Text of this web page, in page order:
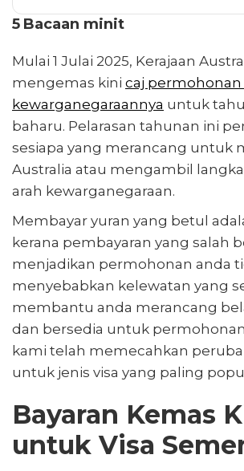
Australia-wide services
Bayaran Kemas Kini untuk Visa Mahir &
Bayaran Kemas Kini untuk
Peringatan Penting untuk Belanjawan
Cara Ejen Migrasi Kami Boleh Membantu
5 Bacaan minit
Mulai 1 Julai 2025, Kerajaan
mengemas kini caj permohonan
kewarganegaraannya untuk
baharu. Pelarasan tahunan ini
sesiapa yang merancang untuk
Australia atau mengambil
arah kewarganegaraan.
Membayar yuran yang betul
kerana pembayaran yang salah
menjadikan permohonan anda
menyebabkan kelewatan yang
membantu anda merancang
dan bersedia untuk
kami telah memecahkan
untuk jenis visa yang paling
Bayaran Kemas
untuk Visa